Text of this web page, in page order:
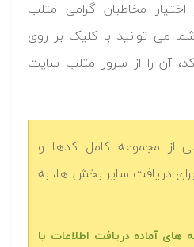
اختیار مخاطبان گرامی متلب
می توانید با کلیک بر روی
آن را از سرور متلب سایت
از مجموعه کامل کدها و
دریافت سایر بخش ها، به
های آماده دریافت اطلاعات یا